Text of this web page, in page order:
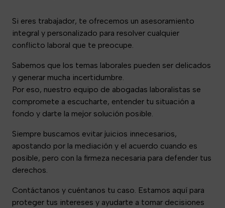
Si eres trabajador, te ofrecemos un asesoramiento
integral y personalizado para resolver cualquier
conflicto laboral que te preocupe.
Sabemos que los temas laborales pueden ser delicados
y generar mucha incertidumbre.
Por eso, nuestro equipo de abogadas laboralistas se
compromete a escucharte, entender tu situación a
fondo y darte la mejor solución posible.
Siempre buscamos evitar juicios innecesarios,
apostando por la mediación y el acuerdo cuando es
posible, pero con la firmeza necesaria para defender tus
derechos.
Contáctanos y cuéntanos tu caso. Estamos aquí para
proteger tus intereses y ayudarte a tomar decisiones